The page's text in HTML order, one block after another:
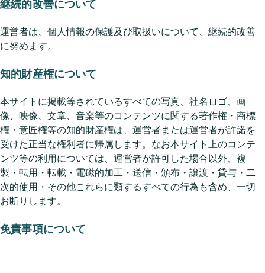
継続的改善について
運営者は、個人情報の保護及び取扱いについて、継続的改善
に努めます。
知的財産権について
本サイトに掲載等されているすべての写真、社名ロゴ、画
像、映像、文章、音楽等のコンテンツに関する著作権・商標
権・意匠権等の知的財産権は、運営者または運営者が許諾を
受けた正当な権利者に帰属します。なお本サイト上のコンテ
ンツ等の利用については、運営者が許可した場合以外、複
製・転用・転載・電磁的加工・送信・頒布・譲渡・貸与・二
次的使用・その他これらに類するすべての行為も含め、一切
お断りします。
免責事項について